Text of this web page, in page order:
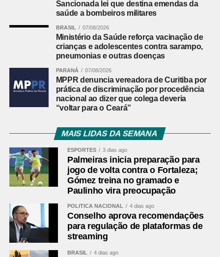
máquinas agrícolas na região.
Leia mais:
Nova barragem de água
da Grande Curitiba começa a ser
enchida no segundo semestre deste
ano
Desafios do maior bairro de Curitiba
Apesar da relevância econômica e social, a CIC enfrenta
aparece em segundo lugar no ranking de crimes contra o
patrimônio em 2025, com 2.545 ocorrências registradas
apenas no primeiro semestre, ficando atrás apenas do
Centro.
Além da questão da segurança, o trânsito intenso e as
demandas por urbanização acompanham o crescimento
acelerado da região.
Comentários Facebook
Sancionada lei que destina emendas da
saúde a bombeiros militares
BRASIL 07/08/2026
Ministério da Saúde reforça vacinação de
crianças e adolescentes contra sarampo,
pneumonias e outras doenças
PARANÁ 07/08/2026
MPPR denuncia vereadora de Curitiba por
prática de discriminação por procedência
nacional ao dizer que colega deveria
“voltar para o Ceará”
MAIS LIDAS DA SEMANA
ESPORTES 3 dias ago
Palmeiras inicia preparação para
jogo de volta contra o Fortaleza;
Gómez treina no gramado e
Paulinho vira preocupação
POLÍTICA NACIONAL 4 dias ago
Conselho aprova recomendações
para regulação de plataformas de
streaming
BRASIL 4 dias ago